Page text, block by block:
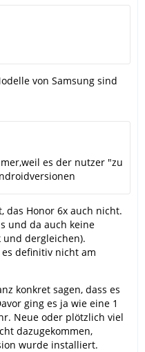
von Samsung sind
es der nutzer "zu
das Honor 6x auch nicht.
und da auch keine
und dergleichen).
definitiv nicht am
konkret sagen, dass es
ging es ja wie eine 1
Neue oder plötzlich viel
dazugekommen,
wurde installiert.